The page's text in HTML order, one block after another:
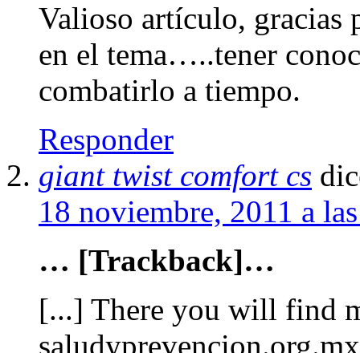
Valioso artículo, gracias
en el tema…..tener
combatirlo a tiempo.
Responder
giant twist comfort cs
18 noviembre, 2011 a
… [Trackback]…
[...] There you will find